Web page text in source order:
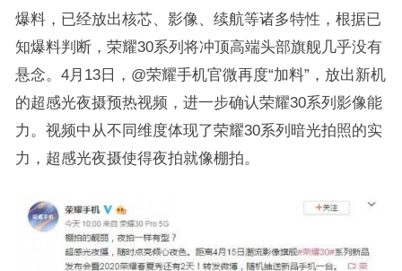
爆料，已经放出核芯、影像、续航等诸多特性，根据已
知爆料判断，荣耀30系列将冲顶高端头部旗舰几乎没有
悬念。4月13日，@荣耀手机官微再度“加料”，放出新机
的超感光夜摄预热视频，进一步确认荣耀30系列影像能
力。视频中从不同维度体现了荣耀30系列暗光拍照的实
力，超感光夜摄使得夜拍就像棚拍。